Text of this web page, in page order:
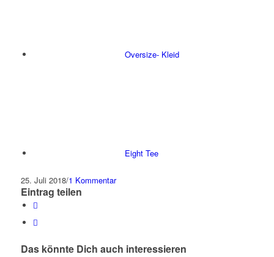
Oversize- Kleid
Eight Tee
25. Juli 2018/1 Kommentar
Eintrag teilen
Das könnte Dich auch interessieren